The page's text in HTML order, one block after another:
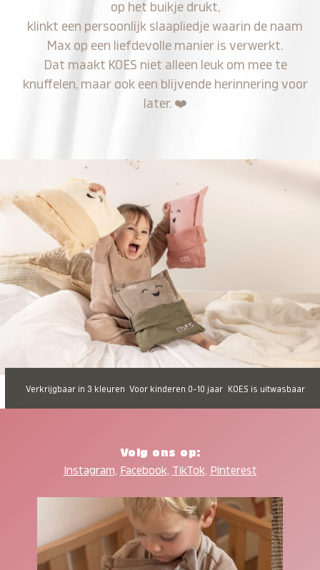
op het buikje drukt,
klinkt een persoonlijk slaapliedje waarin de naam
Max op een liefdevolle manier is verwerkt.
Dat maakt KOES niet alleen leuk om mee te
knuffelen, maar ook een blijvende herinnering voor
later. ❤️
Verkrijgbaar in 3 kleuren Voor kinderen 0-10 jaar KOES is uitwasbaar
Volg ons op:
Instagram, Facebook, TikTok, Pinterest